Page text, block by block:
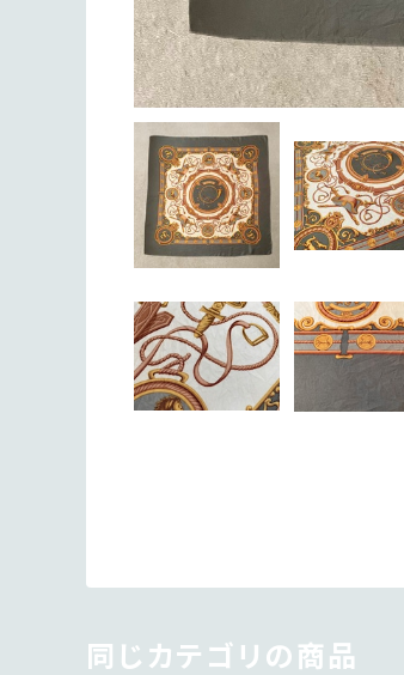
同じカテゴリの商品